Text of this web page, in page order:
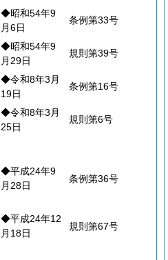
◆昭和54年9
月6日
条例第33号
◆昭和54年9
月29日
規則第39号
◆令和8年3月
19日
条例第16号
◆令和8年3月
25日
規則第6号
◆平成24年9
月28日
条例第36号
◆平成24年12
月18日
規則第67号